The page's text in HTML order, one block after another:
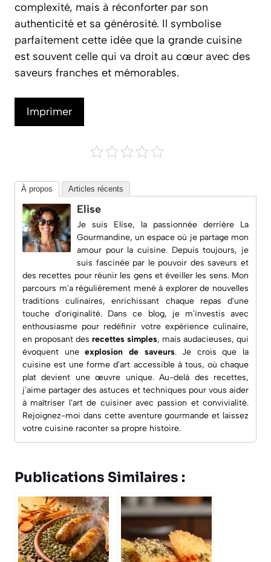
complexité, mais à réconforter par son
authenticité et sa générosité. Il symbolise
parfaitement cette idée que la grande cuisine
est souvent celle qui va droit au cœur avec des
saveurs franches et mémorables.
Imprimer
À propos Articles récents
Elise
Je suis Elise, la passionnée derrière La
Gourmandine, un espace où je partage mon
amour pour la cuisine. Depuis toujours, je
suis fascinée par le pouvoir des saveurs et
des recettes pour réunir les gens et éveiller les sens. Mon
parcours m'a régulièrement mené à explorer de nouvelles
traditions culinaires, enrichissant chaque repas d'une
touche d'originalité. Dans ce blog, je m'investis avec
enthousiasme pour redéfinir votre expérience culinaire,
en proposant des recettes simples, mais audacieuses, qui
évoquent uneexplosion de saveurs. Je crois que la
cuisine est une forme d'art accessible à tous, où chaque
plat devient une œuvre unique. Au-delà des recettes,
j'aime partager des astuces et techniques pour vous aider
à maîtriser l'art de cuisiner avec passion et convivialité.
Rejoignez-moi dans cette aventure gourmande et laissez
votre cuisine raconter sa propre histoire.
Publications Similaires :